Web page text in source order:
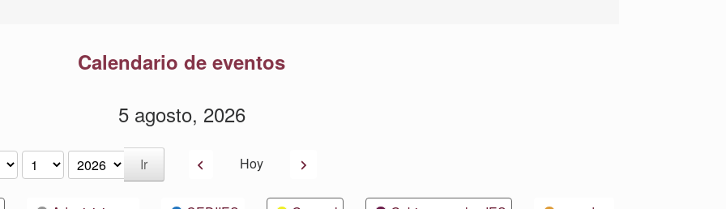
Calendario de eventos
5 agosto, 2026
AnteriorHoy Siguiente